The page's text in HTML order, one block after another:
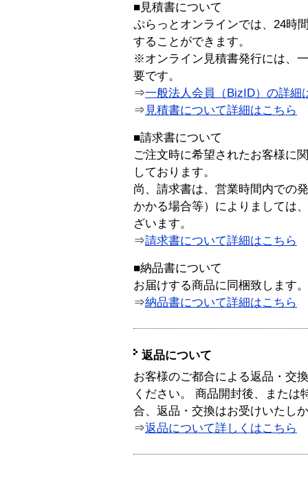
■見積書について
ぷらっとオンラインでは、24時
することができます。
※オンライン見積書発行には、
要です。
⇒一般法人会員（BizID）の詳細
⇒ 見積書について詳細はこちら
■請求書について
ご注文時に希望されたお客様に
しております。
尚、請求書は、営業時間内での
かかる場合等）によりましては
ざいます。
⇒請求書について詳細はこちら
■納品書について
お届けする商品に同梱致します。
⇒納品書について詳細はこちら
返品について
お客様のご都合による返品・交
ください。 商品開封後、または
合、返品・交換はお受けいたし
⇒返品について詳しくはこちら